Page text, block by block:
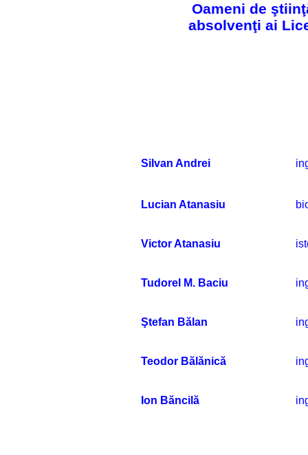
Oameni de
absolvenţi ai
Silvan Andrei
Lucian Atanasiu
Victor Atanasiu
Tudorel M. Baciu
Ştefan Bălan
Teodor Bălănică
Ion Băncilă